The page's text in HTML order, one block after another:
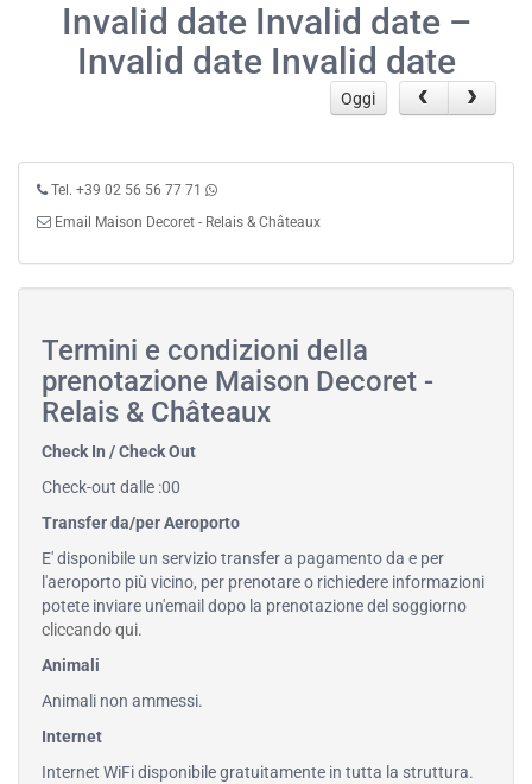
Invalid date Invalid date –
Invalid date Invalid date
Oggi
Tel. +39 02 56 56 77 71
Email Maison Decoret - Relais & Châteaux
Termini e condizioni della
prenotazione Maison Decoret -
Relais & Châteaux
Check In / Check Out
Check-out dalle :00
Transfer da/per Aeroporto
E' disponibile un servizio transfer a pagamento da e per
l'aeroporto più vicino, per prenotare o richiedere informazioni
potete inviare un'email dopo la prenotazione del soggiorno
cliccando qui.
Animali
Animali non ammessi.
Internet
Internet WiFi disponibile gratuitamente in tutta la struttura.